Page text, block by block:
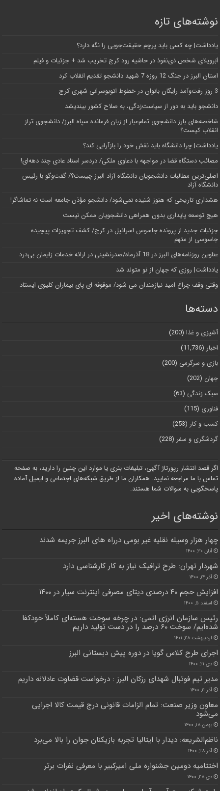
نوشته‌های تازه
یادداشت| ‌چه کسی باید پرچم حقیقت‌جویی را نگه دارد؟
اَبَر‌ویلای شخص ذی‌نفوذ در حاشیه‌ رود کرج تخریب شد + جزئیات و فیلم
استان البرز در جنگ 12 روزه 7 شهید دانشجو تقدیم انقلاب کرد
3 روز رفت‌وآمد رایگان بانوان در خطوط اتوبوسرانی شهری کرج
دانشجو باید به دور از سیاست‌زدگی، به صلاح کشور بیندیشد
شاخصه‌های بارز دانشجوی تمام‌عیار از زبان فرمانده سپاه البرز/ دانشجوی تراز
انقلاب کیست؟
یادداشت| چرا دانشگاه باید نقش خود را بازآرایی کند؟
مصائب دستگاه قضا در مواجهه با دعاوی ملکی/ دردسر اسناد عادی چند‌ دهه‌ای!
اصلی‌ترین مطالبات دانشجویان دانشگاه آزاد البرز چیست؟/ گفت‌وگو با رئیس
دانشگاه آز‌اد
هشداری تاریخی که هنوز شنیده نمی‌شود/ دانشجو مؤذن جامعه است نه تماشاگر!
هیچ توسعه پایداری بدون همراهی دانشجویان ممکن نیست
جزئیات جدید از پرونده جاسوس اسرائیل در کرج/‌ کشف تجهیزات پیچیده
جاسوسی از متهم
عناوین روزنامه‌های البرز در ‌18 آذرماه/صدرنشینی در ارائه خدمات زایمان بی‌درد
یادداشت| روزی که جهان از نو متولد شد
وقتی وقف چراغ امید نیازمندان می شود/ موقوفه ای پای بیماران کلیوی ایستاد
دسته‌ها
آشپزی و غذا (200)
اخبار (11,736)
بازی و سرگرمی (200)
جهان (202)
سبک زندگی (63)
فناوری (115)
کسب و کار (253)
گردشگری و سفر (228)
اگر قصد انتشار رپورتاژ آگهی، تبلیغات بنری یا موارد این چنین را دارید، به صفحه
تماس با ما مراجعه نمایید. همکاران ما از طریق شبکه‌های اجتماعی و ایمیل آماده
پاسخگویی به سوالات شما هستند.
نوشته‌های اخیر
چهار هزار وسیله نقلیه غیر بومی درراه های البرز جریمه شدند
آبان ۳۰, ۱۴۰۰
شهردار تهران: طرح ترافیک نیاز به کار کارشناسی دارد
آذر ۱۴, ۱۴۰۰
افزایش حجم ۴۰ درصدی دیتای مصرفی اینترنت سیار در ۱۴۰۰
اسفند ۵, ۱۴۰۰
رئیس سازمان انرژی اتمی: در چرخه سوخت هسته‌ای کاملاً خودکفا
شده‌ایم/ سوخت ۶۰ درصد را در دست تولید داریم
اردیبهشت ۲۸, ۱۴۰۱
اجرای طرح کلاس گویا در دوره پیش دبستانی البرز
دی ۲۱, ۱۴۰۰
مدیر تیم فوتبال شهدای رزکان البرز : درخواست قضاوت عادلانه داریم
آذر ۱۱, ۱۴۰۰
معاون وزیر صنعت: تمام الزامات قانونی درج قیمت کالا اجرایی
می‌شود
بهمن ۱۸, ۱۴۰۰
ناظم‌الشریعه: دیدار با ایتالیا تجربه بازیکنان جوان را بالا می‌برد
آذر ۲۸, ۱۴۰۰
اختتامیه دومین جشنواره ملی امیرکبیر با معرفی نفرات برتر
دی ۲۸, ۱۴۰۰